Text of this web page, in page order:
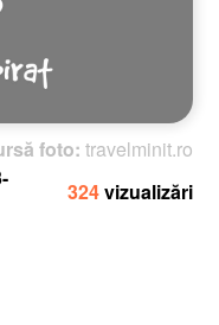
foto:travelminit.ro
324vizualizări